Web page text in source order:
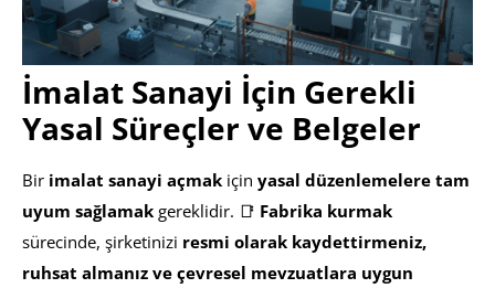
İmalat Sanayi İçin Gerekli
Yasal Süreçler ve Belgeler
Bir imalat sanayi açmak için yasal düzenlemelere tam
uyum sağlamak gereklidir. 📑 Fabrika kurmak
sürecinde, şirketinizi resmi olarak kaydettirmeniz,
ruhsat almanız ve çevresel mevzuatlara uygun